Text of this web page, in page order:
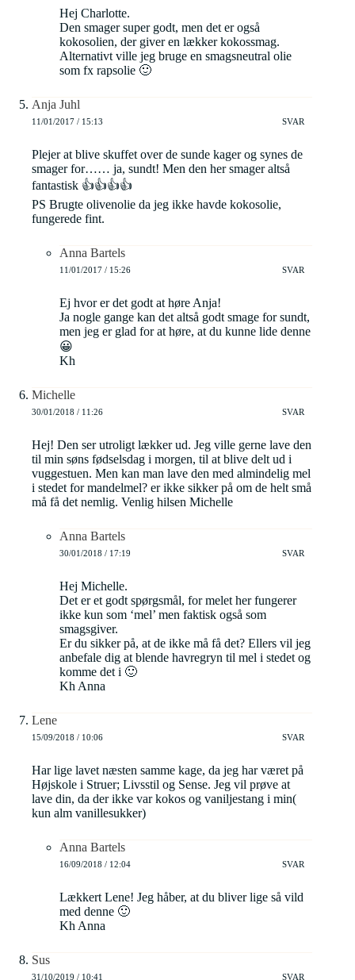
Hej Charlotte.
Den smager super godt, men det er også
kokosolien, der giver en lækker kokossmag.
Alternativt ville jeg bruge en smagsneutral olie
som fx rapsolie 🙂
Anja Juhl
11/01/2017 / 15:13 SVAR
Plejer at blive skuffet over de sunde kager og synes de
smager for…… ja, sundt! Men den her smager altså
fantastisk 👍👍👍👍
PS Brugte olivenolie da jeg ikke havde kokosolie,
fungerede fint.
Anna Bartels
11/01/2017 / 15:26 SVAR
Ej hvor er det godt at høre Anja!
Ja nogle gange kan det altså godt smage for sundt,
men jeg er glad for at høre, at du kunne lide denne
😀
Kh
Michelle
30/01/2018 / 11:26 SVAR
Hej! Den ser utroligt lækker ud. Jeg ville gerne lave den
til min søns fødselsdag i morgen, til at blive delt ud i
vuggestuen. Men kan man lave den med almindelig mel
i stedet for mandelmel? er ikke sikker på om de helt små
må få det nemlig. Venlig hilsen Michelle
Anna Bartels
30/01/2018 / 17:19 SVAR
Hej Michelle.
Det er et godt spørgsmål, for melet her fungerer
ikke kun som ‘mel’ men faktisk også som
smagsgiver.
Er du sikker på, at de ikke må få det? Ellers vil jeg
anbefale dig at blende havregryn til mel i stedet og
komme det i 🙂
Kh Anna
Lene
15/09/2018 / 10:06 SVAR
Har lige lavet næsten samme kage, da jeg har været på
Højskole i Struer; Livsstil og Sense. Jeg vil prøve at
lave din, da der ikke var kokos og vaniljestang i min(
kun alm vanillesukker)
Anna Bartels
16/09/2018 / 12:04 SVAR
Lækkert Lene! Jeg håber, at du bliver lige så vild
med denne 🙂
Kh Anna
Sus
31/10/2019 / 10:41 SVAR